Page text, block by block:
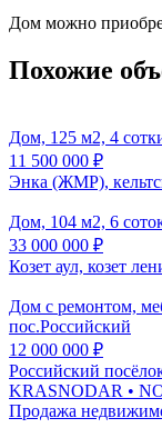
Дом можно
Похожие
Дом, 125 м2, 4
11 500 000 ₽
Энка (ЖМР),
Дом, 104 м2, 6
33 000 000 ₽
Козет аул, козет
Дом с ремонтом,
пос.Российский
12 000 000 ₽
Российский
KRASNODAR •
Продажа